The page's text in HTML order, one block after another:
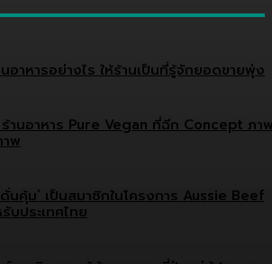
อาหารอย่างไร ให้ร้านเป็นที่รู้จักยอดขายพุ่ง
านอาหาร Pure Vegan ที่ฉีก Concept ภา
าพ
นคุ้ม’ เป็นสมาชิกในโครงการ Aussie Beef
ประเทศไทย